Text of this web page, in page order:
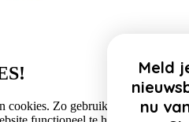
cookies. Zo gebruiken wij
je aan voor onze
en profiteer
van 10% korting op